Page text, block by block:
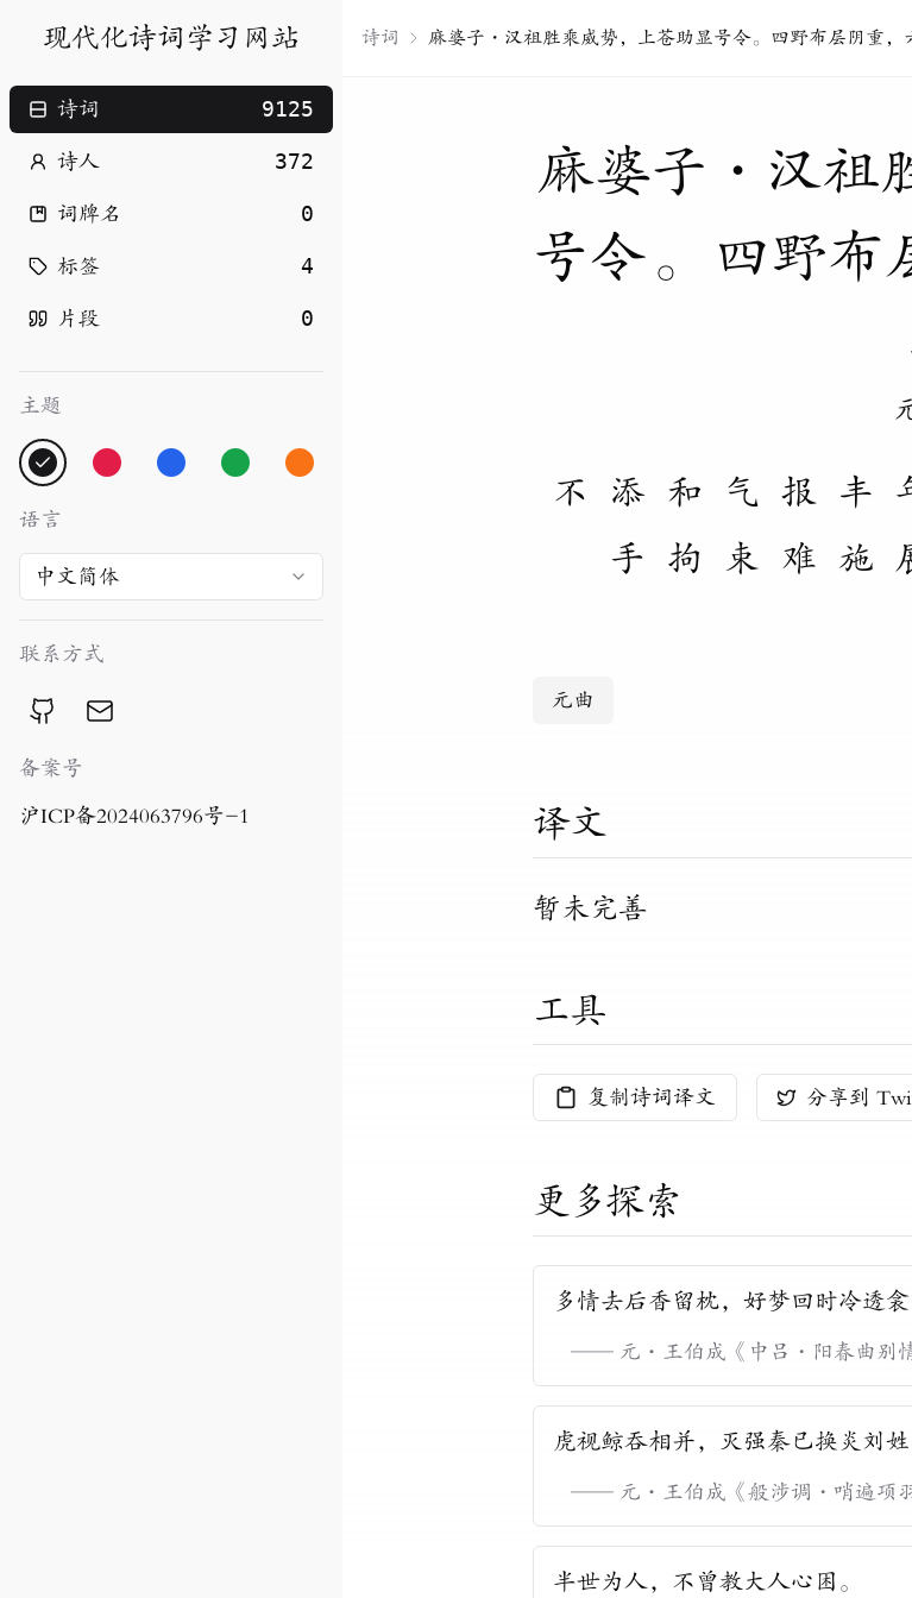
现代化诗词学习网站
诗词 9125
诗人 372
词牌名 0
标签 4
片段 0
主题
语言
中文简体
联系方式
备案号
沪ICP备2024063796号-1
诗词 麻婆子・汉祖胜乘威势，上苍助显号令。四野布层阴重，
麻婆子 ・ 汉祖
号令。 四野布
不 添 和 气 报 丰
手
拘 束 难 施
元曲
译文
暂未完善
工具
复制诗词译文 分享到
更多探索
多情去后香留枕，好梦回时冷透
—— 元 · 王伯成 《 中吕・阳春曲别
虎视鲸吞相并，灭强秦已换炎刘姓
—— 元 · 王伯成 《 般涉调・哨遍项
半世为人，不曾教大人心困。